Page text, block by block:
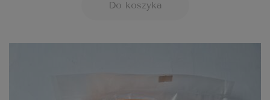
Do koszyka